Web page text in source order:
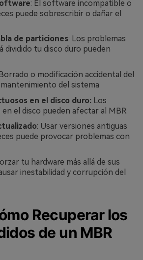
: El software incompatible o
puede sobrescribir o dañar el
de particiones: Los problemas
dividido tu disco duro pueden
o modificación accidental del
del sistema
en el disco duro: Los
el disco pueden afectar al MBR
: Usar versiones antiguas
puede provocar problemas con
tu hardware más allá de sus
inestabilidad y corrupción del
Recuperar los
de un MBR